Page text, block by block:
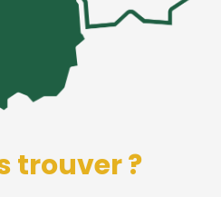
trouver ?